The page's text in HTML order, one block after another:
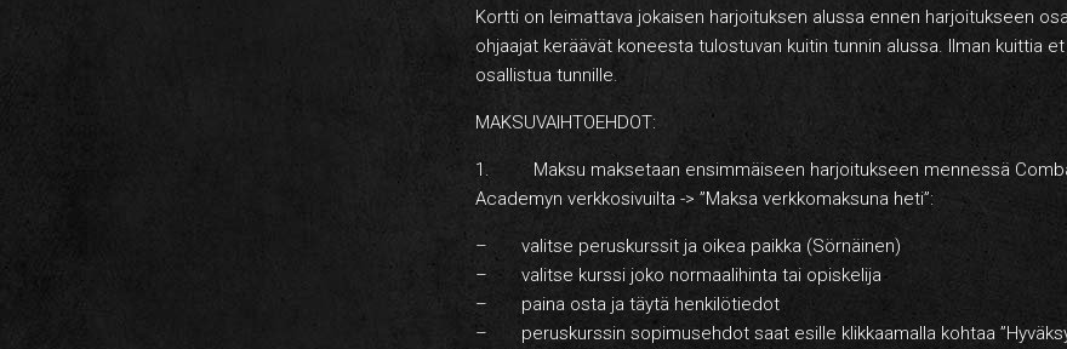
Kortti on leimattava jokaisen harjoituksen alussa ennen harjoitukseen
ohjaajat keräävät koneesta tulostuvan kuitin tunnin alussa. Ilman kuittia
osallistua tunnille.
MAKSUVAIHTOEHDOT:
1. Maksu maksetaan ensimmäiseen harjoitukseen mennessä
Academyn verkkosivuilta -> ”Maksa verkkomaksuna heti”:
– valitse peruskurssit ja oikea paikka (Sörnäinen)
– valitse kurssi joko normaalihinta tai opiskelija
– paina osta ja täytä henkilötiedot
– peruskurssin sopimusehdot saat esille klikkaamalla kohtaa